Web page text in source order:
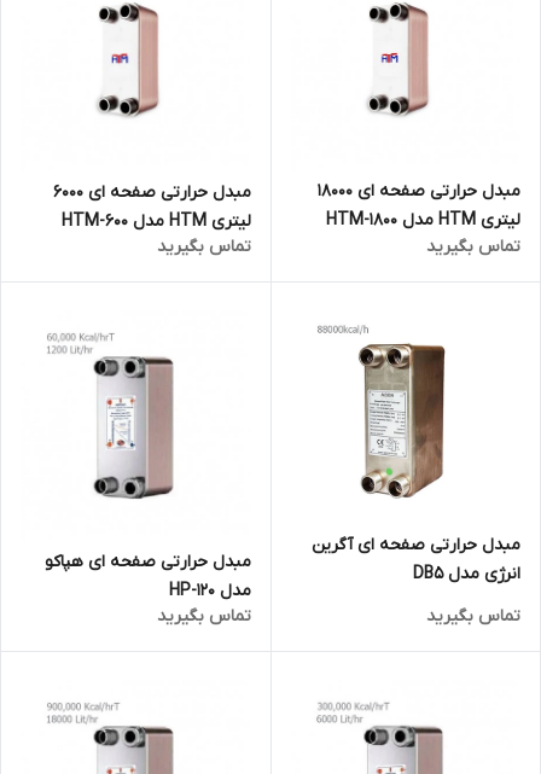
مبدل حرارتی صفحه ای 18000
لیتری HTM مدل HTM-1800
تماس بگیرید
مبدل حرارتی صفحه ای 6000
لیتری HTM مدل HTM-600
تماس بگیرید
مبدل حرارتی صفحه ای آگرین
انرژی مدل DB5
تماس بگیرید
مبدل حرارتی صفحه ای هپاکو
مدل HP-120
تماس بگیرید